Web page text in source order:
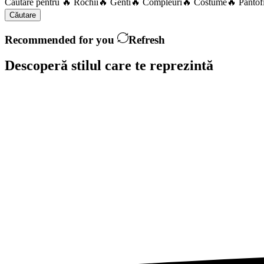
Căutare pentru 🔥 Rochii 🔥 Genti 🔥 Compleuri 🔥 Costume🔥
Căutare
Recommended for you Refresh
Descoperă stilul care te reprezintă